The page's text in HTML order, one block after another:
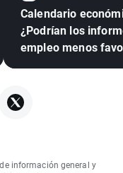
Calendario
¿Podrían los
empleo menos
tipos?
información general y